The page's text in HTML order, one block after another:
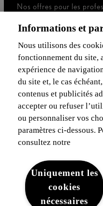
Nos offres pour les
Je suis indépendant
Je suis gestionnaire de
Assurances &
Découvrez Lexus
Mentions Légales
Mentions légalesCookies
Informations et
Nous utilisons des
fonctionnement du site,
expérience de
du site et, le cas
contenus et publicités
accepter ou refuser
ou personnaliser vos
paramètres ci-dessous.
consultez notre
Uniquement les
cookies
nécessaires